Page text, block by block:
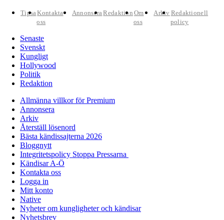
TipsaKontakta
oss
AnnonseraRedaktion Om
oss
Arkiv Redaktionell
policy
Senaste
Svenskt
Kungligt
Hollywood
Politik
Redaktion
Allmänna villkor för Premium
Annonsera
Arkiv
Återställ lösenord
Bästa kändissajterna 2026
Bloggnytt
Integritetspolicy Stoppa Pressarna
Kändisar A-Ö
Kontakta oss
Logga in
Mitt konto
Native
Nyheter om kungligheter och kändisar
Nyhetsbrev